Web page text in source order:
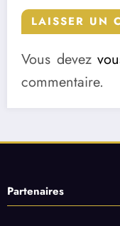
LAISSER UN
Vous devez
commentaire.
Partenaires